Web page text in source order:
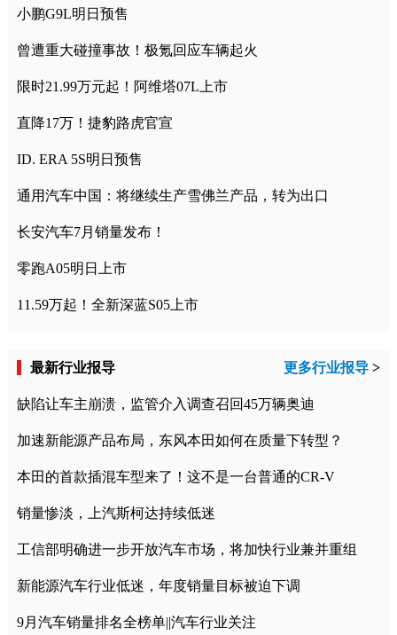
小鹏G9L明日预售
曾遭重大碰撞事故！极氪回应车辆起火
限时21.99万元起！阿维塔07L上市
直降17万！捷豹路虎官宣
ID. ERA 5S明日预售
通用汽车中国：将继续生产雪佛兰产品，转为出口
长安汽车7月销量发布！
零跑A05明日上市
11.59万起！全新深蓝S05上市
最新行业报导 更多行业报导 >
缺陷让车主崩溃，监管介入调查召回45万辆奥迪
加速新能源产品布局，东风本田如何在质量下转型？
本田的首款插混车型来了！这不是一台普通的CR-V
销量惨淡，上汽斯柯达持续低迷
工信部明确进一步开放汽车市场，将加快行业兼并重组
新能源汽车行业低迷，年度销量目标被迫下调
9月汽车销量排名全榜单||汽车行业关注